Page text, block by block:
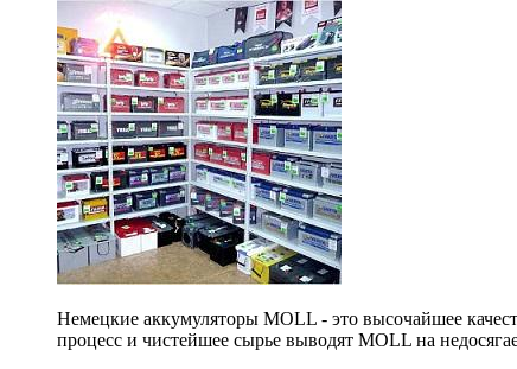
Немецкие аккумуляторы MOLL - это высочайшее
процесс и чистейшее сырье выводят MOLL на